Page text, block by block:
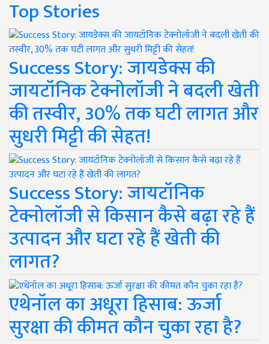
Top Stories
Success Story: जायडेक्स की
जायटॉनिक टेक्नोलॉजी ने बदली खेती
की तस्वीर, 30% तक घटी लागत और
सुधरी मिट्टी की सेहत!
Success Story: जायटॉनिक
टेक्नोलॉजी से किसान कैसे बढ़ा रहे हैं
उत्पादन और घटा रहे हैं खेती की
लागत?
एथेनॉल का अधूरा हिसाब: ऊर्जा
सुरक्षा की कीमत कौन चुका रहा है?